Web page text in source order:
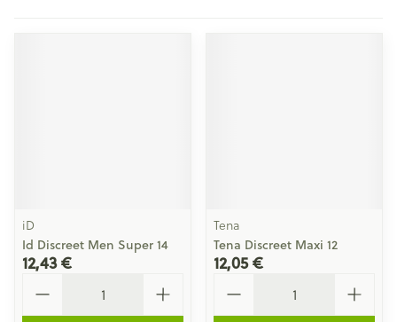
iD
Id Discreet Men Super 14
12,43 €
Tena
Tena Discreet Maxi 12
12,05 €